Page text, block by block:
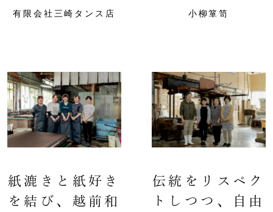
有限会社三崎タンス店 小柳箪笥
紙漉きと紙好き
を結び、越前和
伝統をリスペク
トしつつ、自由